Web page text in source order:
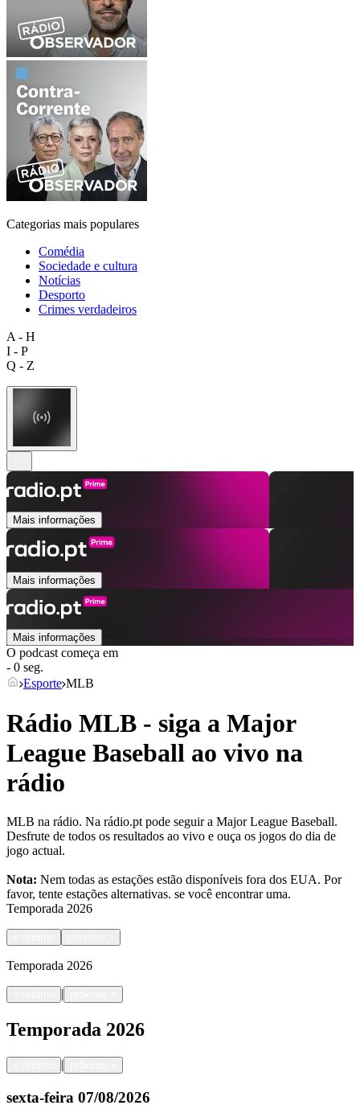
Categorias mais populares
Comédia
Sociedade e cultura
Notícias
Desporto
Crimes verdadeiros
A - H
I - P
Q - Z
Mais informações
Mais informações
Mais informações
O podcast começa em
- 0 seg.
Esporte MLB
Rádio MLB - siga a Major
League Baseball ao vivo na
rádio
MLB na rádio. Na rádio.pt pode seguir a Major League Baseball.
Desfrute de todos os resultados ao vivo e ouça os jogos do dia de
jogo actual.
Nota: Nem todas as estações estão disponíveis fora dos EUA. Por
favor, tente estações alternativas. se você encontrar uma.
Temporada 2026
Temporada 2026
|
Temporada 2026
|
sexta-feira 07/08/2026